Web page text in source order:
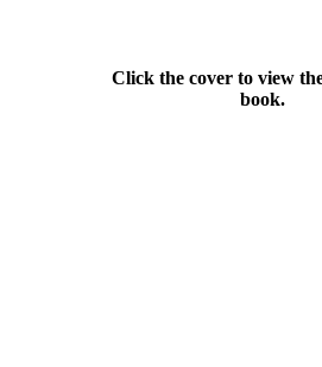
Click the cover to view
book.